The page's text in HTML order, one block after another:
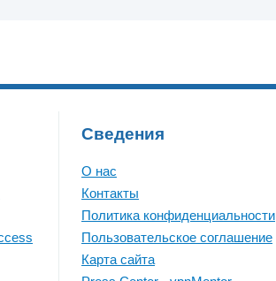
Сведения
О нас
Контакты
Политика конфиденциальности
Пользовательское соглашение
Карта сайта